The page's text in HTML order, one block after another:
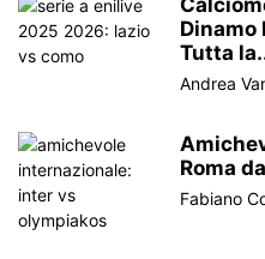
Dinamo
Tutta
Andrea
Roma
Fabiano